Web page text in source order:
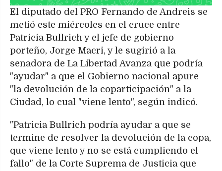
El diputado del PRO Fernando de Andreis se
metió este miércoles en el cruce entre
Patricia Bullrich y el jefe de gobierno
porteño, Jorge Macri, y le sugirió a la
senadora de La Libertad Avanza que podría
"ayudar" a que el Gobierno nacional apure
"la devolución de la coparticipación" a la
Ciudad, lo cual "viene lento", según indicó.
"Patricia Bullrich podría ayudar a que se
termine de resolver la devolución de la copa,
que viene lento y no se está cumpliendo el
fallo" de la Corte Suprema de Justicia que